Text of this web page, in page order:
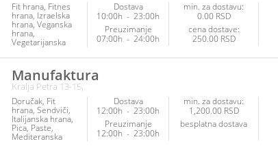
Fit hrana Fitnes
hrana Izraelska
hrana Veganska
hrana
Vegetarijanska
hrana
Dostava
10:00h - 23:00h
Preuzimanje
07:00h - 24:00h
min. za dostavu:
0.00 RSD
cena dostave:
250.00 RSD
Manufaktura
Kralja Petra 13-15,
Doručak Fit
hrana Sendviči
Italijanska hrana
Pica Paste
Mediteranska
Dostava
12:00h - 23:00h
Preuzimanje
12:00h - 23:00h
min. za dostavu:
1,200.00 RSD
besplatna dostava